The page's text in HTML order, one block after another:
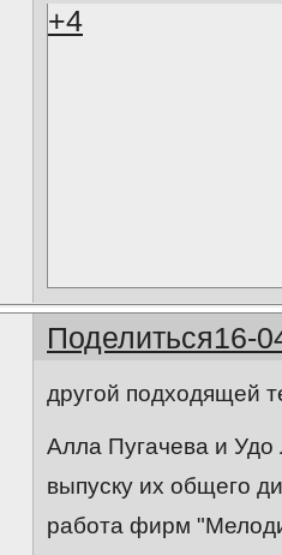
+4
Поделиться16-
другой подходящей
Алла Пугачева и
выпуску их общего
работа фирм